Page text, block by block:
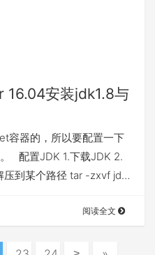
16.04安装jdk1.8与
容器的，所以要配置一下
配置JDK 1.下载JDK 2.
压到某个路径 tar -zxvf jd…
阅读全文